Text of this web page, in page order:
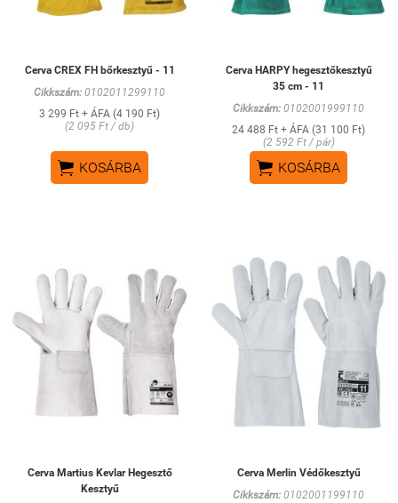
Cerva CREX FH bőrkesztyű - 11
Cikkszám: 0102011299110
3 299 Ft + ÁFA (4 190 Ft)
(2 095 Ft / db)
 KOSÁRBA
Cerva HARPY hegesztőkesztyű
35 cm - 11
Cikkszám: 0102001999110
24 488 Ft + ÁFA (31 100 Ft)
(2 592 Ft / pár)
 KOSÁRBA
Cerva Martius Kevlar Hegesztő
Kesztyű
Cerva Merlin Védőkesztyű
Cikkszám: 0102001199110